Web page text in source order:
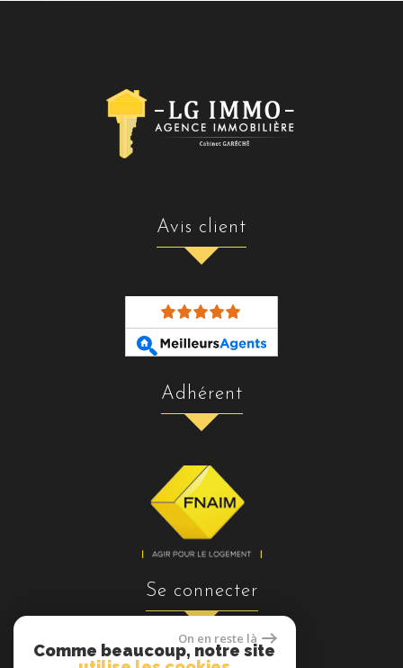
avis client
adhérent
se connecter
On en reste là
Comme beaucoup, notre site